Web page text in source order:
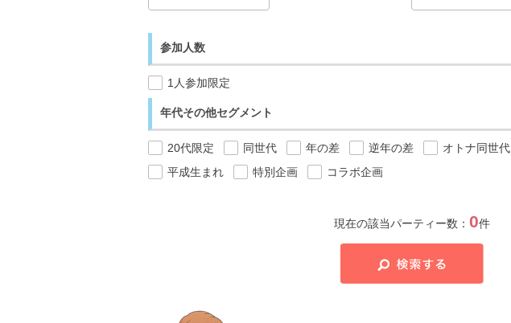
参加人数
1人参加限定
年代その他セグメント
20代限定 同世代 年の差 逆年の差 オトナ同世代
平成生まれ
特別企画 コラボ企画
現在の該当パーティー数： 0件